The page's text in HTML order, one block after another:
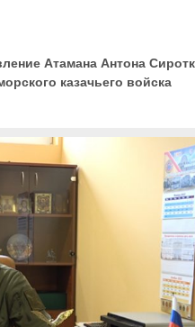
Атамана Антона
казачьего войска